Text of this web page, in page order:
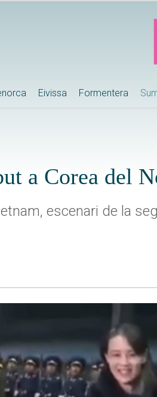
Eivissa Formentera
a Corea del
escenari de la